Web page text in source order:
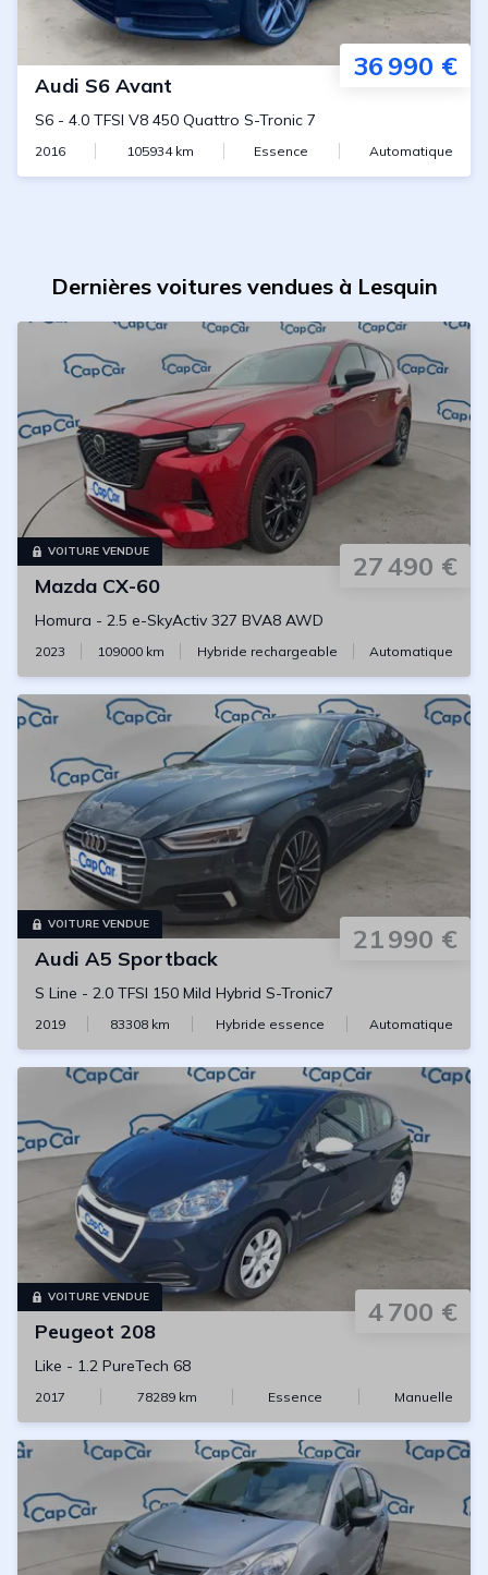
36 990 €
Audi S6 Avant
S6 - 4.0 TFSI V8 450 Quattro S-Tronic 7
2016 105934km Essence Automatique
Dernières voitures vendues à Lesquin
VOITURE VENDUE 27 490 €
Mazda CX-60
Homura - 2.5 e-SkyActiv 327 BVA8 AWD
2023 109000 km Hybride rechargeable Automatique
VOITURE VENDUE 21 990 €
Audi A5 Sportback
S Line - 2.0 TFSI 150 Mild Hybrid S-Tronic7
2019 83308 km Hybride essence Automatique
VOITURE VENDUE 4 700 €
Peugeot 208
Like - 1.2 PureTech 68
2017 78289km Essence Manuelle